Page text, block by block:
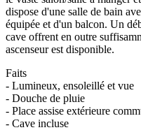
dispose d'une salle de bain
équipée et d'un balcon. Un
cave offrent en outre
ascenseur est disponible.
Faits
- Lumineux, ensoleillé et vue
- Douche de pluie
- Place assise extérieure
- Cave incluse